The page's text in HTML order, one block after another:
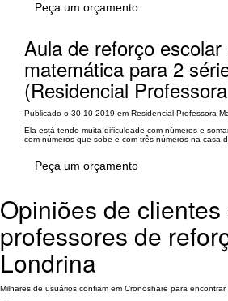
Peça um orçamento
Aula de reforço
matemática para 2
(Residencial
Publicado o 30-10-2019 em Residencial Professora
Ela está tendo muita dificuldade com números e
com números que sobe e com três números na casa
Peça um orçamento
Opiniões de clientes
professores de
Londrina
Milhares de usuários confiam em Cronoshare para